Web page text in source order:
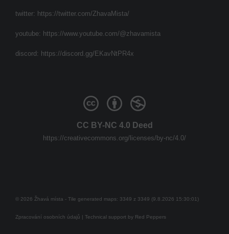
twitter: https://twitter.com/ZhavaMista/
youtube: https://www.youtube.com/@zhavamista
discord: https://discord.gg/EKavNtPR4x
CC BY-NC 4.0 Deed
https://creativecommons.org/licenses/by-nc/4.0/
© 2026 Žhavá místa - Tile generated maps: 3349 z 3349 (9.8.2026 15:30:01)
Zpracování osobních údajů | Technical support by Red Peppers